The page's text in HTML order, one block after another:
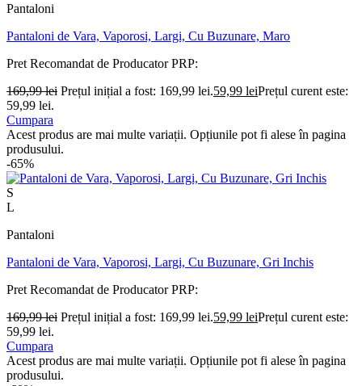
Pantaloni
Pantaloni de Vara, Vaporosi, Largi, Cu Buzunare, Maro
Pret Recomandat de ProducatorPRP:
169,99lei Prețul inițial a fost: 169,99 lei.59,99 leiPrețul curent este:
59,99 lei.
Cumpara
Acest produs are mai multe variații. Opțiunile pot fi alese în pagina
produsului.
-65%
S
L
Pantaloni
Pantaloni de Vara, Vaporosi, Largi, Cu Buzunare, Gri Inchis
Pret Recomandat de ProducatorPRP:
169,99lei Prețul inițial a fost: 169,99 lei.59,99 leiPrețul curent este:
59,99 lei.
Cumpara
Acest produs are mai multe variații. Opțiunile pot fi alese în pagina
produsului.